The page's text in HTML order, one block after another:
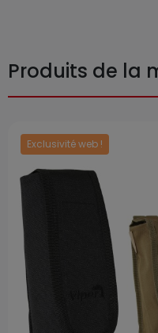
Produits de la
Exclusivité web !
Prix